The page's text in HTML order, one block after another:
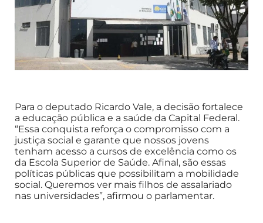
Para o deputado Ricardo Vale, a decisão fortalece
a educação pública e a saúde da Capital Federal.
“Essa conquista reforça o compromisso com a
justiça social e garante que nossos jovens
tenham acesso a cursos de excelência como os
da Escola Superior de Saúde. Afinal, são essas
políticas públicas que possibilitam a mobilidade
social. Queremos ver mais filhos de assalariado
nas universidades”, afirmou o parlamentar.